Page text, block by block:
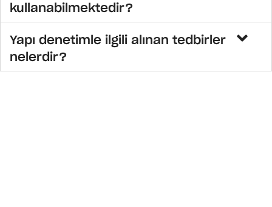
kullanabilmektedir?
Yapı denetimle ilgili alınan tedbirler
nelerdir?